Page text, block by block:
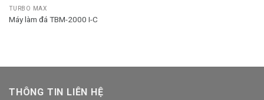
TURBO MAX
Máy làm đá TBM-2000 I-C
THÔNG TIN LIÊN HỆ